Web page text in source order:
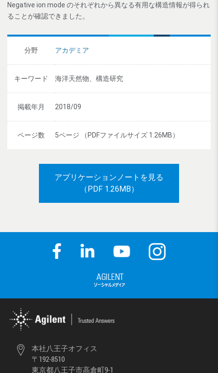
Negative ion mode のそれぞれから異なる有用な構造情報が得られ
ることが確認できました。
分野 アカデミア
キーワード 海洋天然物、構造研究
掲載年月 2018/09
ページ数 5ページ （PDFファイルサイズ 1.26MB）
アプリケーションノートを見る
（PDF 1.26MB）
本社八王子オフィス
〒192-8510
東京都八王子市高倉町9-1